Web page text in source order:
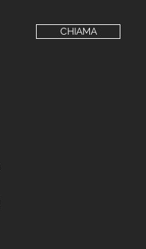
CHIAMA